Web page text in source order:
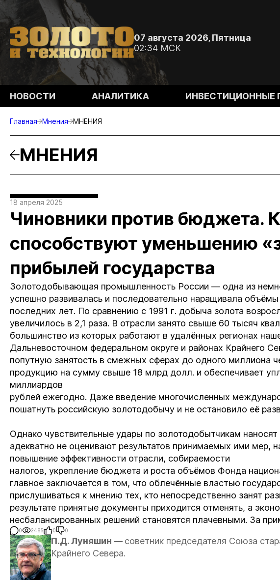
07 августа 2026, Пятница
02:34 МСК
НОВОСТИ АНАЛИТИКА ИНВЕСТИЦИОННЫЕ
Главная Мнения МНЕНИЯ
МНЕНИЯ
18 апреля 2025
Чиновники против бюджета.
способствуют уменьшению
прибылей государства
Золотодобывающая промышленность России — одна из
успешно развивалась и последовательно наращивала
последних лет. По сравнению с 1991 г. добыча золота
увеличилось в 2,1 раза. В отрасли занято свыше 60 тысяч
большинство из которых работают в удалённых регионах
Дальневосточном федеральном округе и районах Крайнего
попутную занятость в смежных сферах до одного миллиона
продукцию на сумму свыше 18 млрд долл. и обеспечивает
миллиардов
рублей ежегодно. Даже введение многочисленных
пошатнуть российскую золотодобычу и не остановило её
Однако чувствительные удары по золотодобытчикам наносят
адекватно не оценивают результатов принимаемых ими мер,
повышение эффективности отрасли, собираемости
налогов, укрепление бюджета и роста объёмов Фонда
главное заключается в том, что облечённые властью
прислушиваться к мнению тех, кто непосредственно занят
результате принятые документы приходится отменять, а
несбалансированных решений становятся плачевными. За
0 2485 0 0
П.Д. Луняшин — советник председателя Союза
Крайнего Севера.